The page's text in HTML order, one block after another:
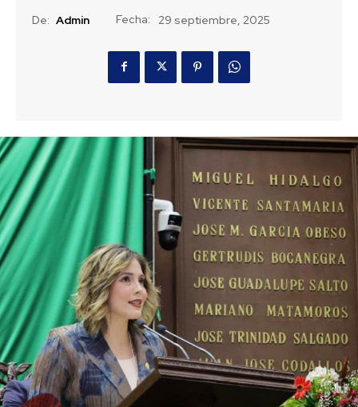
De: Admin Fecha: 29 septiembre, 2025